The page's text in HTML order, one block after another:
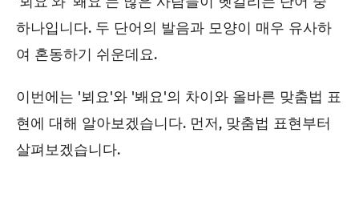
하나입니다. 두 단어의 발음과 모양이 매우 유사하
여 혼동하기 쉬운데요.
이번에는 '뵈요'와 '봬요'의 차이와 올바른 맞춤법 표
현에 대해 알아보겠습니다. 먼저, 맞춤법 표현부터
살펴보겠습니다.